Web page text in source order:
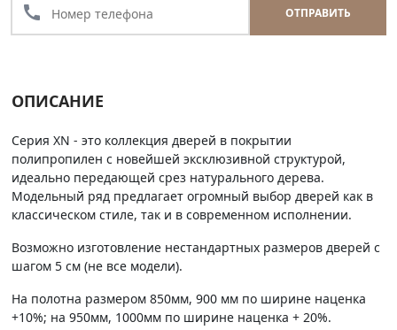
call ОТПРАВИТЬ
ОПИСАНИЕ
Серия XN - это коллекция дверей в покрытии
полипропилен с новейшей эксклюзивной структурой,
идеально передающей срез натурального дерева.
Модельный ряд предлагает огромный выбор дверей как в
классическом стиле, так и в современном исполнении.
Возможно изготовление нестандартных размеров дверей с
шагом 5 см (не все модели).
На полотна размером 850мм, 900 мм по ширине наценка
+10%; на 950мм, 1000мм по ширине наценка + 20%.